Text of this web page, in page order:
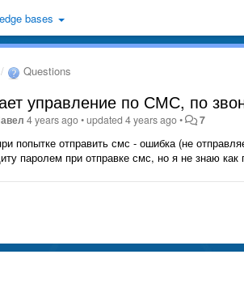
bases
Questions
управление по СМС, по
4 years ago•updated4 years ago• 7
попытке отправить смс - ошибка (не
паролем при отправке смс, но я не знаю как